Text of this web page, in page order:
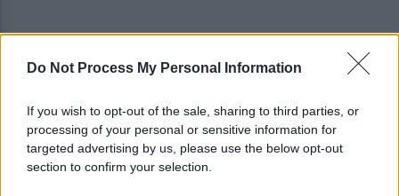
Do Not Process My Personal Information
If you wish to opt-out of the sale, sharing to third parties, or
processing of your personal or sensitive information for
targeted advertising by us, please use the below opt-out
section to confirm your selection.
"No shampoo e bagnoschiuma in spiaggia": via alla
Riapertura ospedale di Agropoli, i sindaci
incontrano il presidente Fico